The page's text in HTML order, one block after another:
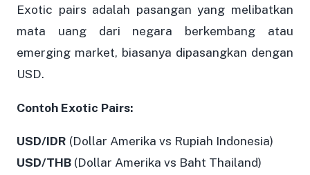
Exotic pairs adalah pasangan yang melibatkan
mata uang dari negara berkembang atau
emerging market, biasanya dipasangkan dengan
USD.
Contoh Exotic Pairs:
USD/IDR (Dollar Amerika vs Rupiah Indonesia)
USD/THB (Dollar Amerika vs Baht Thailand)